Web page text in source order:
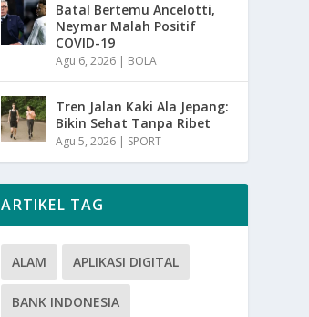
Batal Bertemu Ancelotti,
Neymar Malah Positif
COVID-19
Agu 6, 2026 | BOLA
Tren Jalan Kaki Ala Jepang:
Bikin Sehat Tanpa Ribet
Agu 5, 2026 | SPORT
ARTIKEL TAG
ALAM APLIKASI DIGITAL
BANK INDONESIA